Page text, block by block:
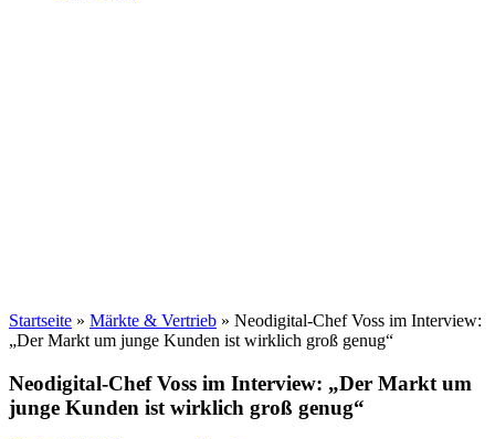
Startseite » Märkte & Vertrieb » Neodigital-Chef Voss im Interview:
„Der Markt um junge Kunden ist wirklich groß genug“
Neodigital-Chef Voss im Interview: „Der Markt um
junge Kunden ist wirklich groß genug“